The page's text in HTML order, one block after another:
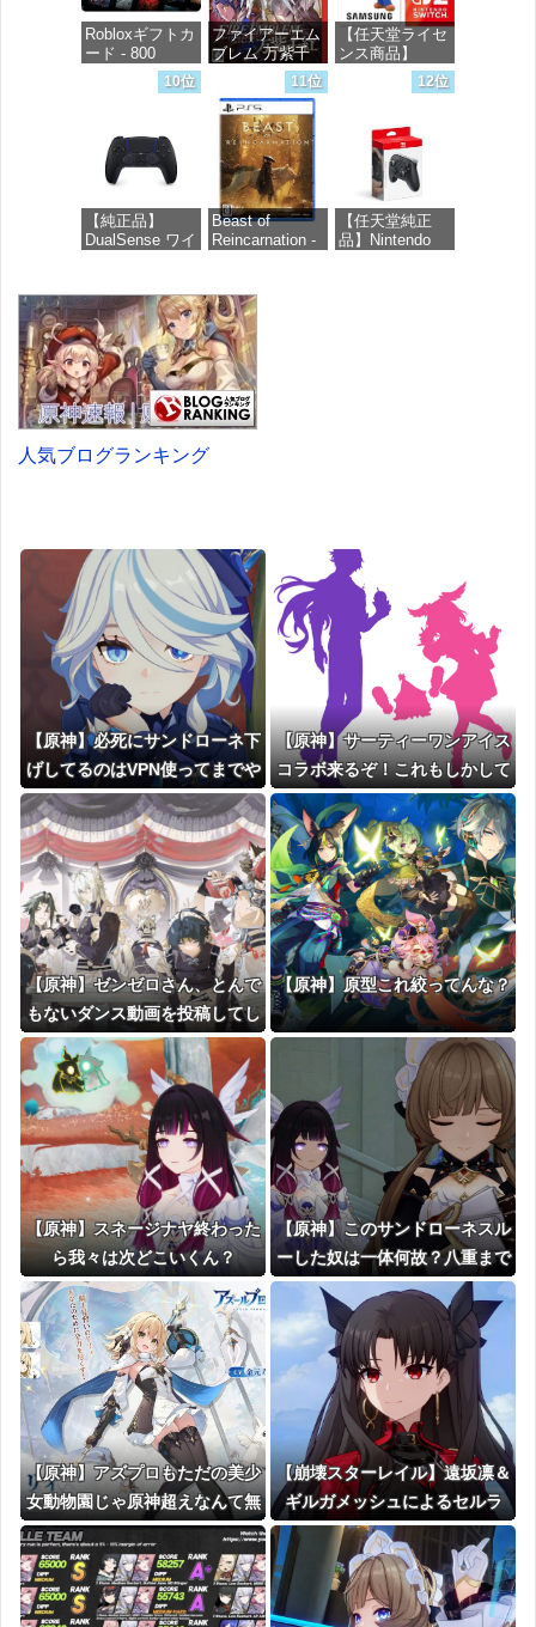
Robloxギフトカ
ード - 800
Robux 【限定バ
ーチャルアイテ
ームコード】
ロブロックス |
オンラインコー
ド版
価格：¥1,300
ファイアーエム
ブレム 万紫千
紅 -Switch2
価格：¥8,979
【任天堂ライセ
ンス商品】
256GB for
Nintendo Switch
2(サムスン マイ
クロSDエクス
プレスカード
256GB)
【Amazon.co.jp
10位
【純正品】
DualSense ワイ
ナイト ブラッ
ク(CFI-
ZCT2J01)
価格：¥10,737
11位
Beast of
Reincarnation -
封入
価格：¥7,286
12位
【任天堂純正
品】Nintendo
人気ブログランキング
【原神】必死にサンドローネ下
げしてるのはVPN使ってまでや
ってる元バイトリーダーの無職
のじいさん一人だけという風潮
【原神】サーティーワンアイス
コラボ来るぞ！これもしかして
フリンズとリンネアでは
【原神】ゼンゼロさん、とんで
もないダンス動画を投稿してし
まうｗｗｗｗｗｗｗｗｗ
【原神】原型これ絞ってんな？
【原神】スネージナヤ終わった
ら我々は次どこいくん？
【原神】このサンドローネスル
ーした奴は一体何故？八重まで
持ってるのに流石に下手くそす
ぎんか？
【原神】アズプロもただの美少
女動物園じゃ原神超えなんて無
理そうだな
【崩壊スターレイル】遠坂凛＆
ギルガメッシュによるセルラ
ン、とんでもない事になる